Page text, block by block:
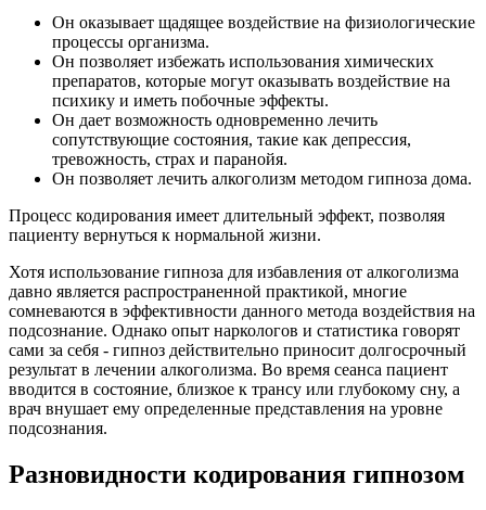
Он оказывает щадящее воздействие на физиологические
процессы организма.
Он позволяет избежать использования химических
препаратов, которые могут оказывать воздействие на
психику и иметь побочные эффекты.
Он дает возможность одновременно лечить
сопутствующие состояния, такие как депрессия,
тревожность, страх и паранойя.
Он позволяет лечить алкоголизм методом гипноза дома.
Процесс кодирования имеет длительный эффект, позволяя
пациенту вернуться к нормальной жизни.
Хотя использование гипноза для избавления от алкоголизма
давно является распространенной практикой, многие
сомневаются в эффективности данного метода воздействия на
подсознание. Однако опыт наркологов и статистика говорят
сами за себя - гипноз действительно приносит долгосрочный
результат в лечении алкоголизма. Во время сеанса пациент
вводится в состояние, близкое к трансу или глубокому сну, а
врач внушает ему определенные представления на уровне
подсознания.
Разновидности кодирования гипнозом